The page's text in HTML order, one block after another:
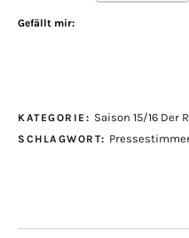
Gefällt mir:
KATEGORIE: Saison 15/16 Der
SCHLAGWORT: